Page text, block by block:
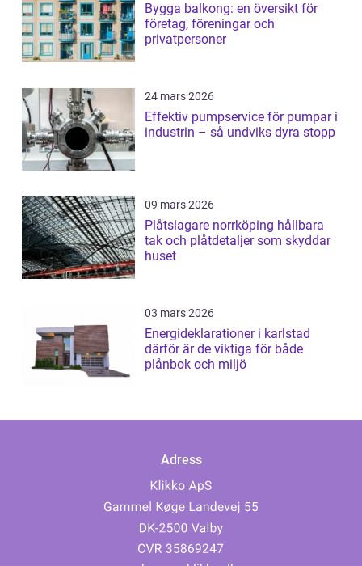
Bygga balkong: en översikt för
företag, föreningar och
privatpersoner
24 mars 2026
Effektiv pumpservice för pumpar i
industrin – så undviks dyra stopp
09 mars 2026
Plåtslagare norrköping hållbara
tak och plåtdetaljer som skyddar
huset
03 mars 2026
Energideklarationer i karlstad
därför är de viktiga för både
plånbok och miljö
Adress